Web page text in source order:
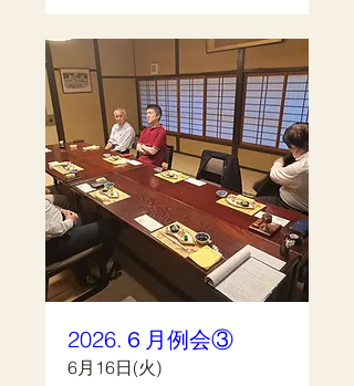
2026.６月例会③
6月16日(火)